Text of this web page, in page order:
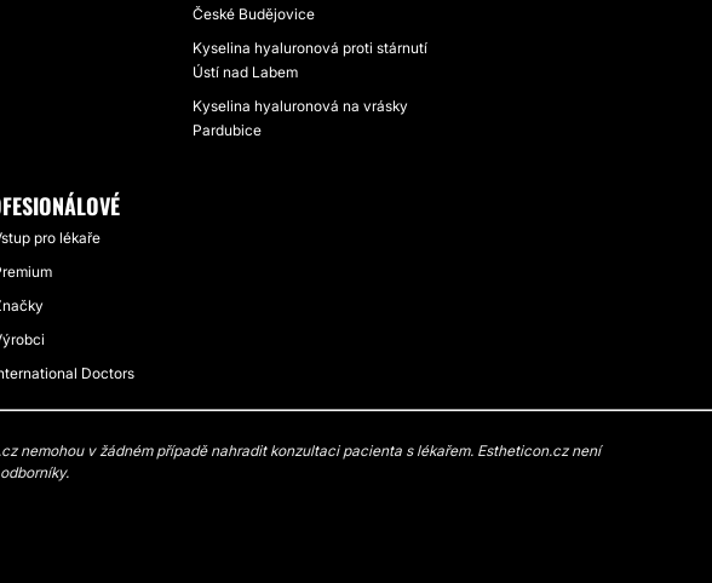
České Budějovice
Kyselina hyaluronová proti stárnutí
Ústí nad Labem
Kyselina hyaluronová na vrásky
Pardubice
pro lékaře
Doctors
nemohou v žádném případě nahradit konzultaci pacienta s lékařem. Estheticon.cz není